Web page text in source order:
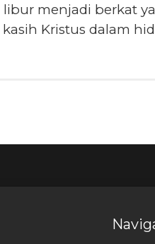
libur menjadi berkat
Kristus dalam